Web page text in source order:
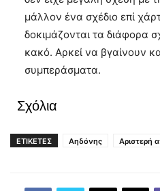
μάλλον ένα σχέδιο επί
δοκιμάζονται τα διάφορα
κακό. Αρκεί να βγαίνουν
συμπεράσματα.
Σχόλια
ΕΤΙΚΕΤΕΣ Αηδόνης Αριστερή